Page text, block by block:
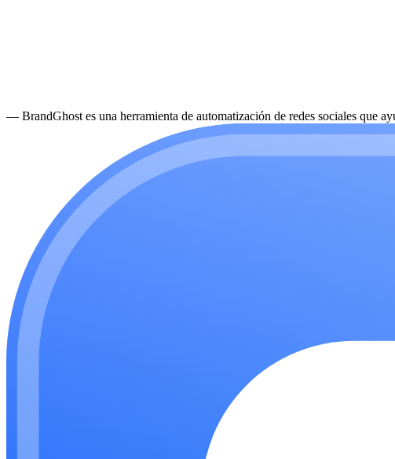
— BrandGhost es una herramienta de automatización de redes sociales que